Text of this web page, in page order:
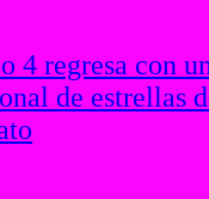
4 regresa con
de estrellas